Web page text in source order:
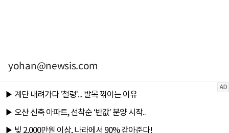
yohan@newsis.com